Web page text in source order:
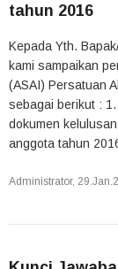
tahun 2016
Kepada Yth.
kami sampaikan
(ASAI) Persatuan
sebagai berikut :
dokumen
anggota tahun
Administrator,